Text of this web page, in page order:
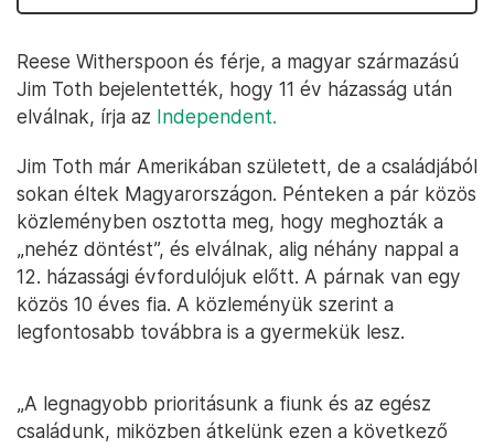
Reese Witherspoon és férje, a magyar származású
Jim Toth bejelentették, hogy 11 év házasság után
elválnak, írja az Independent.
Jim Toth már Amerikában született, de a családjából
sokan éltek Magyarországon. Pénteken a pár közös
közleményben osztotta meg, hogy meghozták a
„nehéz döntést”, és elválnak, alig néhány nappal a
12. házassági évfordulójuk előtt. A párnak van egy
közös 10 éves fia. A közleményük szerint a
legfontosabb továbbra is a gyermekük lesz.
„A legnagyobb prioritásunk a fiunk és az egész
családunk, miközben átkelünk ezen a következő